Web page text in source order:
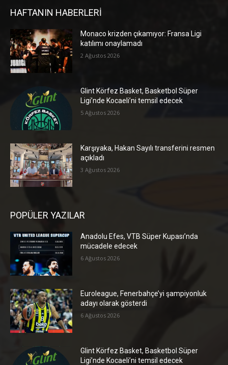
HAFTANIN HABERLERİ
Monaco krizden çıkamıyor: Fransa Ligi
katılımı onaylamadı
2 Ağustos 2026
Glint Körfez Basket, Basketbol Süper
Ligi’nde Kocaeli’ni temsil edecek
5 Ağustos 2026
Karşıyaka, Hakan Sayılı transferini resmen
açıkladı
3 Ağustos 2026
POPÜLER YAZILAR
Anadolu Efes, VTB Süper Kupası’nda
mücadele edecek
6 Ağustos 2026
Euroleague, Fenerbahçe’yi şampiyonluk
adayı olarak gösterdi
6 Ağustos 2026
Glint Körfez Basket, Basketbol Süper
Ligi’nde Kocaeli’ni temsil edecek